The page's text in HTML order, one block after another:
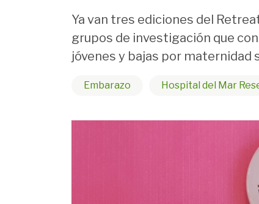
Ya van tres ediciones del
grupos de investigación que
jóvenes y bajas por maternidad
Embarazo Hospital del Mar